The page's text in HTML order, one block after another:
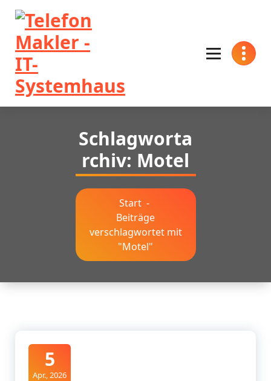
Zum
Inhalt
springen
Schlagworta
rchiv: Motel
Start -
Beiträge
verschlagwortet mit
"Motel"
5
Apr., 2026